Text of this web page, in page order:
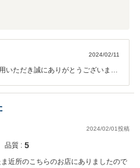
お願いしたいと思ったお店です！
2024/02/11
いただき誠にありがとうございま
ご連絡ください。今後とも宜しくお
2024/02/01投稿
品質 : 5
近所のこちらのお店にありましたので